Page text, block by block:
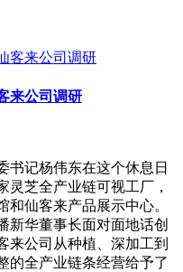
来公司调研
书记杨伟东在这个休息日
灵芝全产业链可视工厂，
仙客来产品展示中心。
新华董事长面对面地话创
来公司从种植、深加工到
的全产业链条经营给予了